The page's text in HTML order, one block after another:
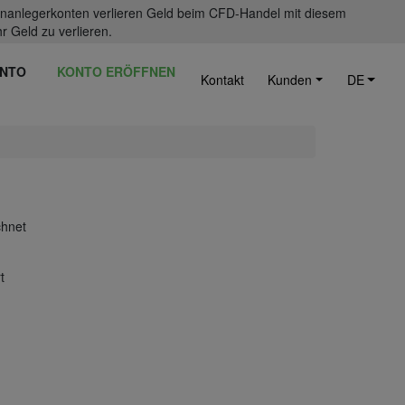
verlieren Geld beim CFD-Handel mit diesem
Geld zu verlieren.
KONTO ERÖFFNEN Kontakt Kunden DE